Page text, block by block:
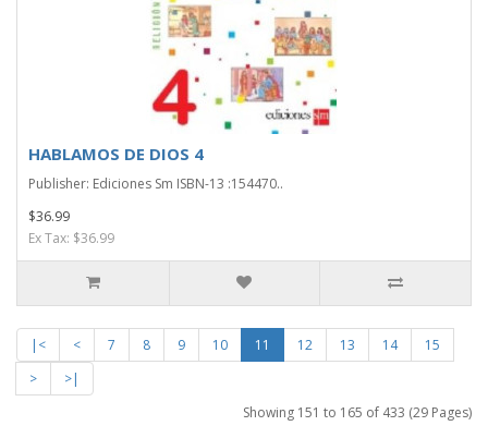
HABLAMOS DE DIOS 4
Publisher: Ediciones Sm ISBN-13 :154470..
$36.99
Ex Tax: $36.99
|< < 7 8 9 10 11 12 13 14
15
>
>|
Showing 151 to 165 of 433 (29 Pages)